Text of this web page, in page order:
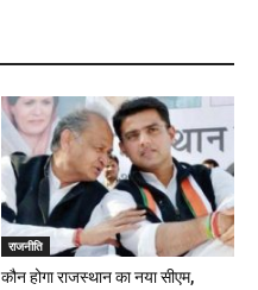
राजनीति
कौन होगा राजस्थान का नया सीएम,